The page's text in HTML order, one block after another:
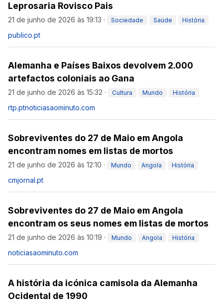
Leprosaria Rovisco Pais
21 de junho de 2026 às 19:13 · Sociedade Saúde História
publico.pt
Alemanha e Países Baixos devolvem 2.000
artefactos coloniais ao Gana
21 de junho de 2026 às 15:32 · Cultura Mundo História
rtp.ptnoticiasaominuto.com
Sobreviventes do 27 de Maio em Angola
encontram nomes em listas de mortos
21 de junho de 2026 às 12:10 · Mundo Angola História
cmjornal.pt
Sobreviventes do 27 de Maio em Angola
encontram os seus nomes em listas de mortos
21 de junho de 2026 às 10:19 · Mundo Angola História
noticiasaominuto.com
A história da icónica camisola da Alemanha
Ocidental de 1990